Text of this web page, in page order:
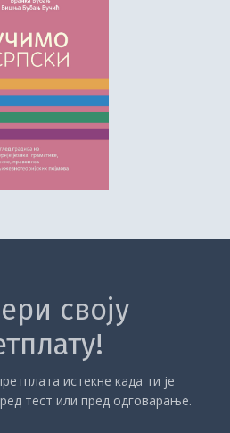
своју
истекне када ти је
тест или пред одговарање.